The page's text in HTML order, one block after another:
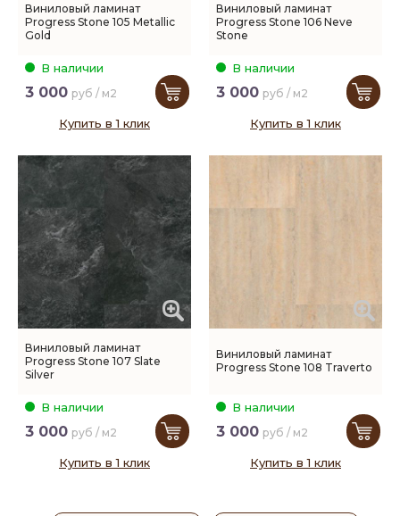
Виниловый ламинат
Progress Stone 105 Metallic
Gold
В наличии
3 000 руб / м2
Купить в 1 клик
Виниловый ламинат
Progress Stone 106 Neve
Stone
В наличии
3 000 руб / м2
Купить в 1 клик
Виниловый ламинат
Progress Stone 107 Slate
Silver
В наличии
3 000 руб / м2
Купить в 1 клик
Виниловый ламинат
Progress Stone 108 Traverto
В наличии
3 000 руб / м2
Купить в 1 клик